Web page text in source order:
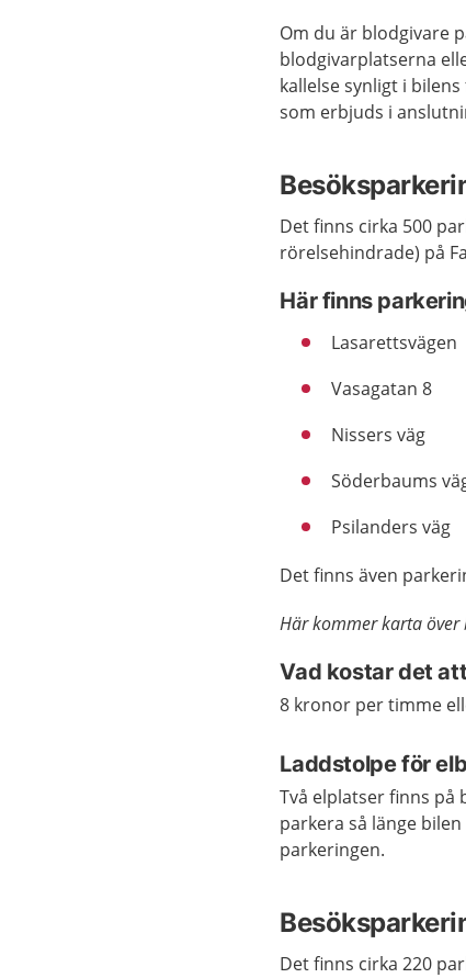
Om du är blodgivare
blodgivarplatserna
kallelse synligt i
som erbjuds i
Det finns cirka 500
rörelsehindrade) på
Här finns
Lasarettsvägen
Vasagatan 8
Nissers väg
Söderbaums
Psilanders väg
Det finns även
Här kommer karta
Vad kostar det
8 kronor per timme
Laddstolpe för
Två elplatser finns på
parkera så länge
parkeringen.
Det finns cirka 220